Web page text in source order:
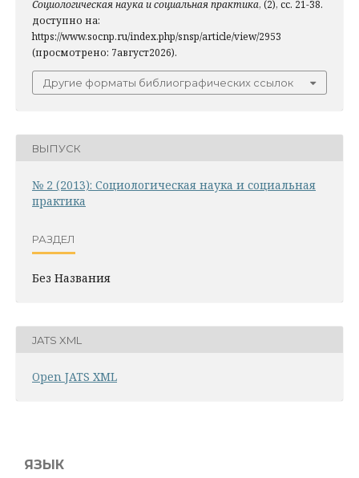
Социологическая наука и социальная практика, (2), сс. 21-38.
доступно на:
https://www.socnp.ru/index.php/snsp/article/view/2953
(просмотрено: 7август2026).
Другие форматы библиографических ссылок
ВЫПУСК
№ 2 (2013): Социологическая наука и социальная
практика
РАЗДЕЛ
Без Названия
JATS XML
Open JATS XML
ЯЗЫК